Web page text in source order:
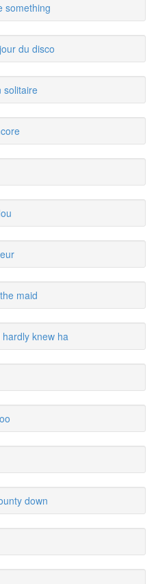
something
du disco
solitaire
maid
knew ha
down